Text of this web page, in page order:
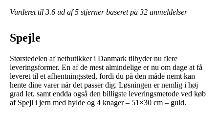
Vurderet til 3.6 ud af 5 stjerner baseret på 32 anmeldelser
Spejle
Størstedelen af netbutikker i Danmark tilbyder nu flere
leveringsformer. En af de mest almindelige er nu om dage at få
leveret til et afhentningssted, fordi du på den måde nemt kan
hente dine varer når det passer dig. Løsningen er nemlig i høj
grad let, samt endda også den billigste leveringsmetode ved køb
af Spejl i jern med hylde og 4 knager – 51×30 cm – guld.